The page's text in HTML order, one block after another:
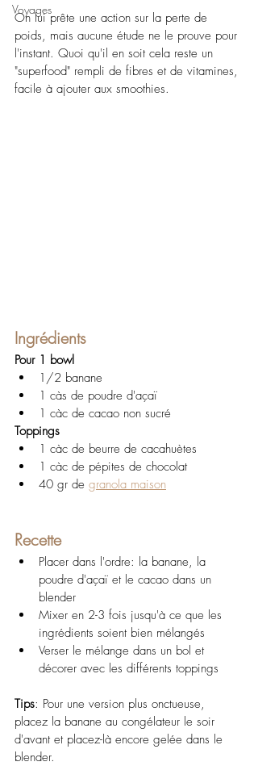
Voyages
On lui prête une action sur la perte de
poids, mais aucune étude ne le prouve pour
l'instant. Quoi qu'il en soit cela reste un
"superfood" rempli de fibres et de vitamines,
facile à ajouter aux smoothies.
Ingrédients
Pour 1 bowl
1/2 banane
1 càs de poudre d'açaï
1 càc de cacao non sucré
Toppings
1 càc de beurre de cacahuètes
1 càc de pépites de chocolat
40 gr de granola maison
Recette
Placer dans l'ordre: la banane, la
poudre d'açaï et le cacao dans un
blender
Mixer en 2-3 fois jusqu'à ce que les
ingrédients soient bien mélangés
Verser le mélange dans un bol et
décorer avec les différents toppings
Tips: Pour une version plus onctueuse,
placez la banane au congélateur le soir
d'avant et placez-là encore gelée dans le
blender.